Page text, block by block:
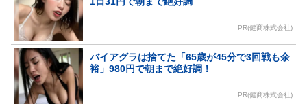
PR(健商株式会社)
バイアグラは捨てた「65歳が45分で3回戦も余
裕」980円で朝まで絶好調！
PR(健商株式会社)